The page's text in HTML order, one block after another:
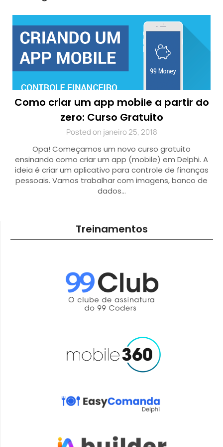
Como criar um app mobile a partir do
zero: Curso Gratuito
Posted on janeiro 25, 2018
Opa! Começamos um novo curso gratuito
ensinando como criar um app (mobile) em Delphi. A
ideia é criar um aplicativo para controle de finanças
pessoais. Vamos trabalhar com imagens, banco de
dados…
Treinamentos